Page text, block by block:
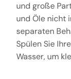
und große
und Öle nicht
separaten
Spülen Sie
Wasser, um